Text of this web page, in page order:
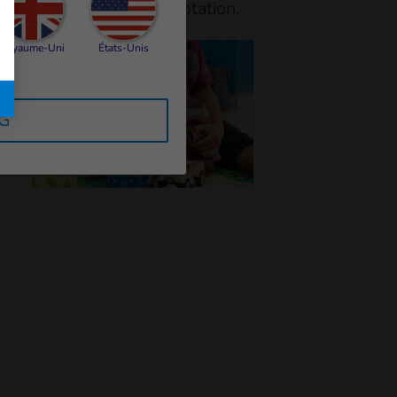
services de réadaptation.
Royaume-Uni États-Unis